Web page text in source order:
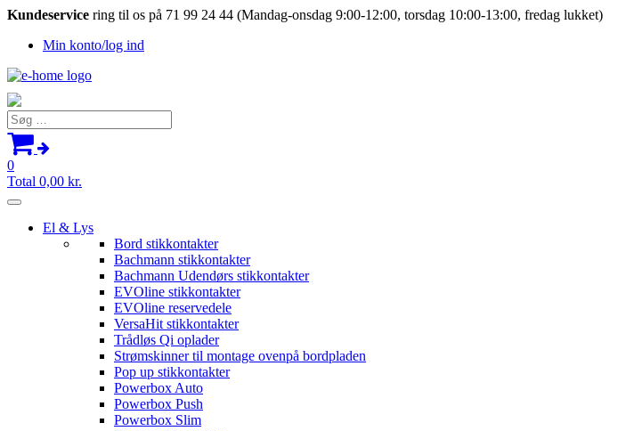
Kundeservice ring til os på 71 99 24 44 (Mandag-onsdag 9:00-12:00, torsdag 10:00-13:00, fredag lukket)
Min konto/log ind
Søg
efter:
0
Total 0,00 kr.
El & Lys
Bord stikkontakter
Bachmann stikkontakter
Bachmann Udendørs stikkontakter
EVOline stikkontakter
EVOline reservedele
VersaHit stikkontakter
Trådløs Qi oplader
Strømskinner til montage ovenpå bordpladen
Pop up stikkontakter
Powerbox Auto
Powerbox Push
Powerbox Slim